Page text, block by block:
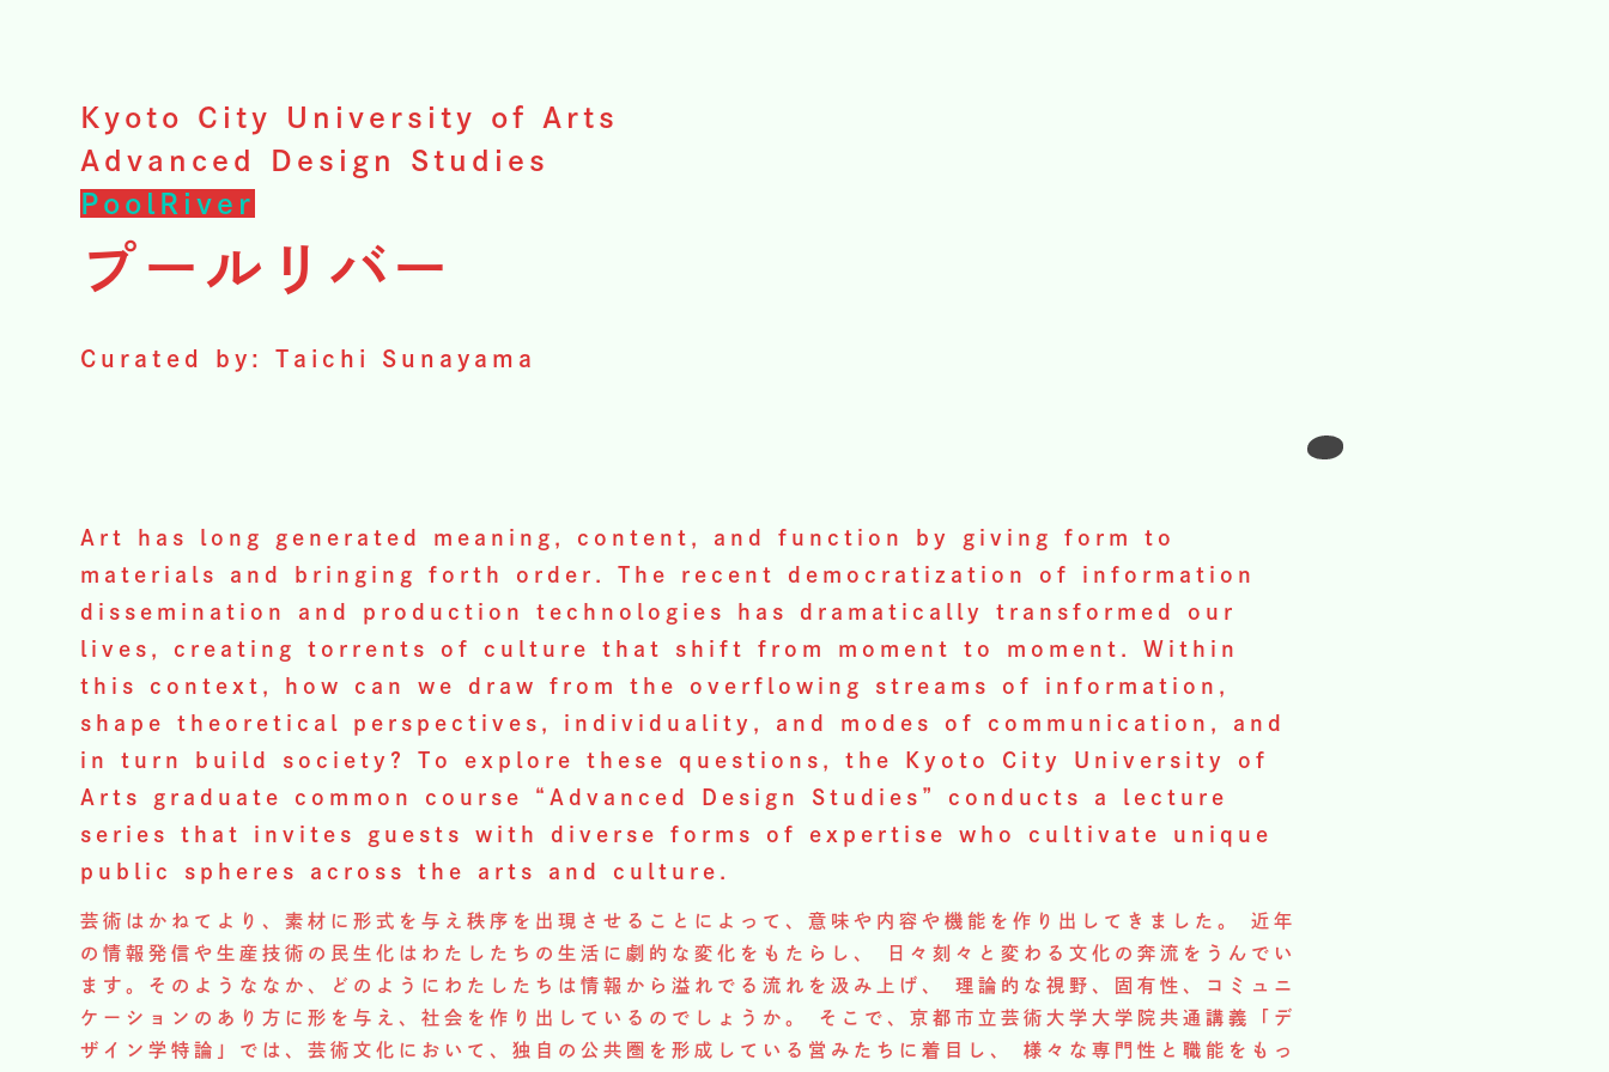
Kyoto City University of Arts
Advanced Design Studies
PoolRiver
プールリバー
Curated by: Taichi Sunayama
Art has long generated meaning, content, and function by giving form to
materials and bringing forth order. The recent democratization of information
dissemination and production technologies has dramatically transformed our
lives, creating torrents of culture that shift from moment to moment. Within
this context, how can we draw from the overflowing streams of information,
shape theoretical perspectives, individuality, and modes of communication, and
in turn build society? To explore these questions, the Kyoto City University of
Arts graduate common course “Advanced Design Studies” conducts a lecture
series that invites guests with diverse forms of expertise who cultivate unique
public spheres across the arts and culture.
芸術はかねてより、素材に形式を与え秩序を出現させることによって、意味や内容や機能を作り出してきました。 近年
の情報発信や生産技術の民生化はわたしたちの生活に劇的な変化をもたらし、 日々刻々と変わる文化の奔流をうんでい
ます。そのようななか、どのようにわたしたちは情報から溢れでる流れを汲み上げ、 理論的な視野、固有性、コミュニ
ケーションのあり方に形を与え、社会を作り出しているのでしょうか。 そこで、京都市立芸術大学大学院共通講義「デ
ザイン学特論」では、芸術文化において、独自の公共圏を形成している営みたちに着目し、 様々な専門性と職能をもっ